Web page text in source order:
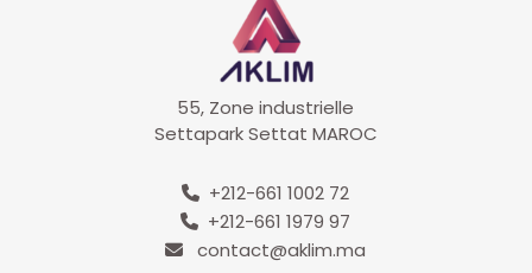
55, Zone industrielle
Settapark Settat MAROC
+212-661 1002 72
+212-661 1979 97
contact@aklim.ma